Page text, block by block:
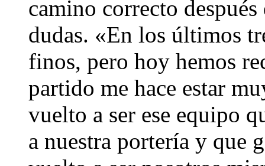
camino correcto
dudas. «En los últimos
finos, pero hoy hemos
partido me hace estar
vuelto a ser ese equipo
a nuestra portería y que